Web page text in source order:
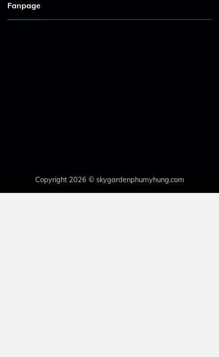
Fanpage
Copyright 2026 © skygardenphumyhung.com